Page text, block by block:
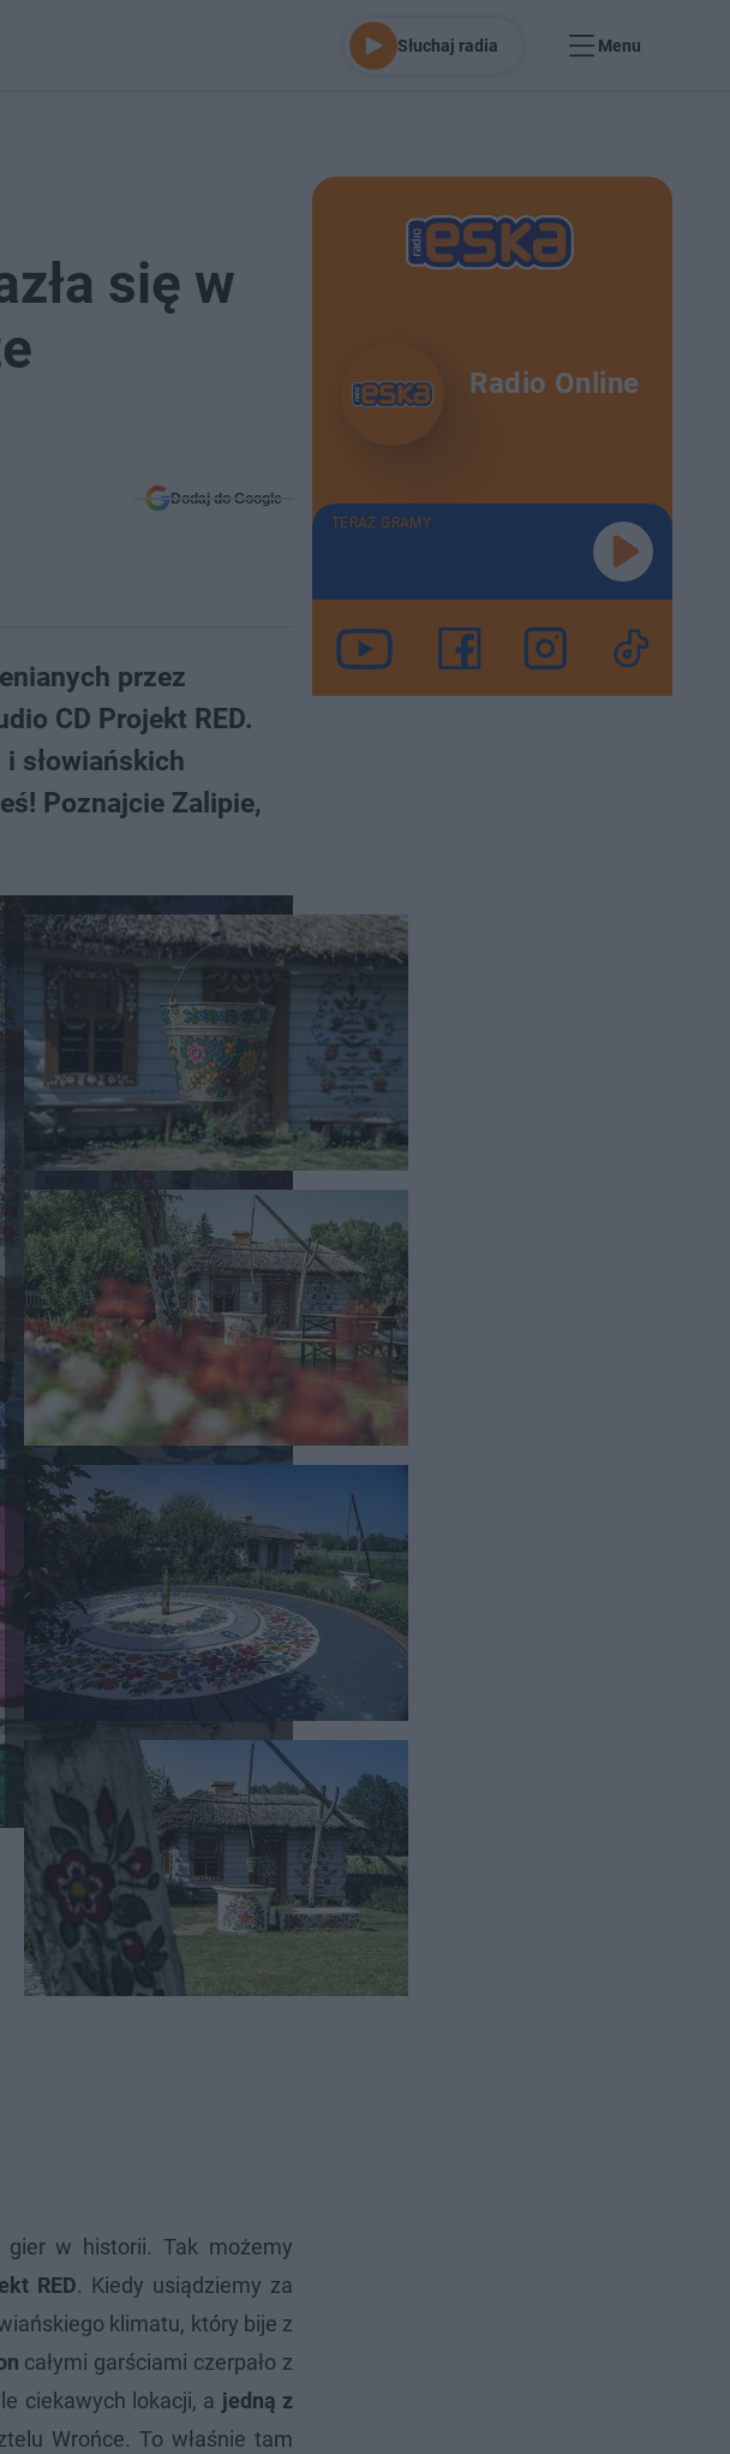
Słuchaj radia Menu
się w
Dodaj do Google
przez
CD Projekt RED.
słowiańskich
Poznajcie Zalipie,
w historii. Tak możemy
RED. Kiedy usiądziemy za
klimatu, który bije z
całymi garściami czerpało z
ciekawych lokacji, a jedną z
Wrońce. To właśnie tam
Radio Online
TERAZ GRAMY